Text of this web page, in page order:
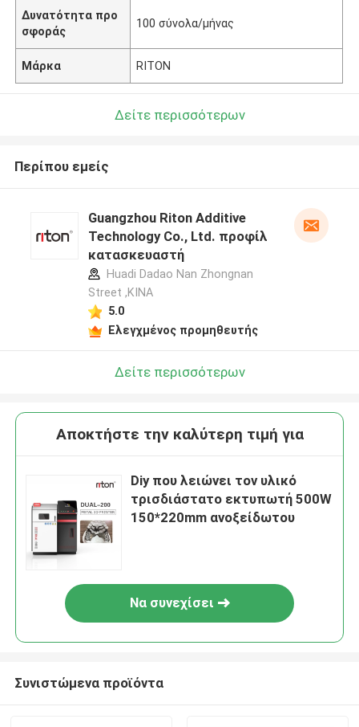
Δυνατότητα προ
σφοράς
100 σύνολα/μήνας
Μάρκα RITON
Δείτε περισσότερων
Περίπου εμείς
Guangzhou Riton Additive
Technology Co., Ltd. προφίλ
κατασκευαστή
Huadi Dadao Nan Zhongnan
Street ,ΚΙΝΑ
5.0
Ελεγχμένος προμηθευτής
Δείτε περισσότερων
Αποκτήστε την καλύτερη τιμή για
Diy που λειώνει τον υλικό
τρισδιάστατο εκτυπωτή 500W
150*220mm ανοξείδωτου
Να συνεχίσει
Συνιστώμενα προϊόντα